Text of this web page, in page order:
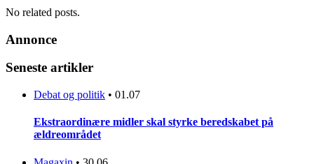
No related posts.
Annonce
Seneste artikler
Debat og politik • 01.07
Ekstraordinære midler skal styrke beredskabet på
ældreområdet